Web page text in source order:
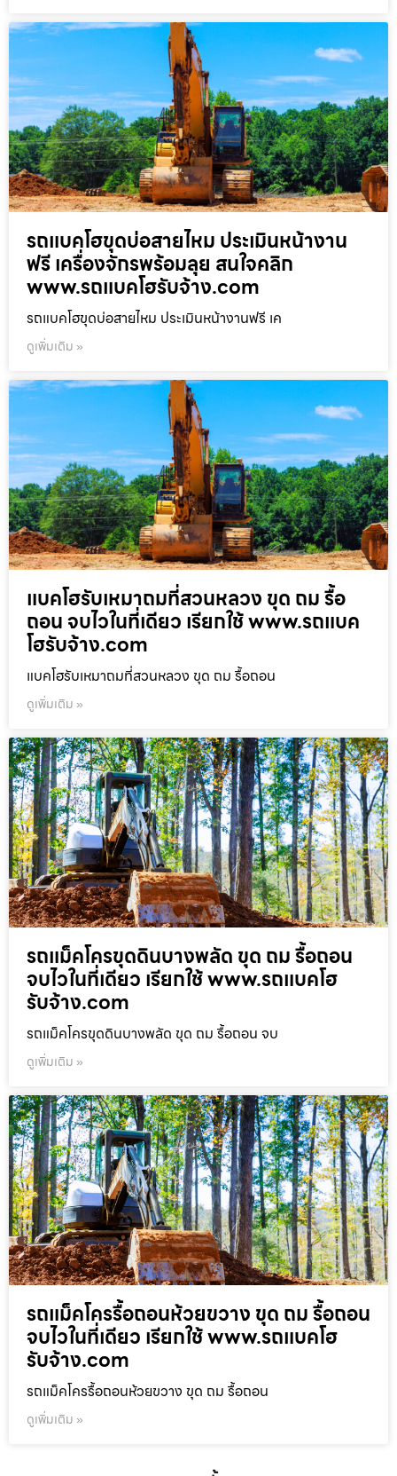
รถแบคโฮขุดบ่อสายไหม ประเมินหน้างาน
ฟรี เครื่องจักรพร้อมลุย สนใจคลิก
www.รถแบคโฮรับจ้าง.com
รถแบคโฮขุดบ่อสายไหม ประเมินหน้างานฟรี เค
ดูเพิ่มเติม »
แบคโฮรับเหมาถมที่สวนหลวง ขุด ถม รื้อ
ถอน จบไวในที่เดียว เรียกใช้ www.รถแบค
โฮรับจ้าง.com
แบคโฮรับเหมาถมที่สวนหลวง ขุด ถม รื้อถอน
ดูเพิ่มเติม »
รถแม็คโครขุดดินบางพลัด ขุด ถม รื้อถอน
จบไวในที่เดียว เรียกใช้ www.รถแบคโฮ
รับจ้าง.com
รถแม็คโครขุดดินบางพลัด ขุด ถม รื้อถอน จบ
ดูเพิ่มเติม »
รถแม็คโครรื้อถอนห้วยขวาง ขุด ถม รื้อถอน
จบไวในที่เดียว เรียกใช้ www.รถแบคโฮ
รับจ้าง.com
รถแม็คโครรื้อถอนห้วยขวาง ขุด ถม รื้อถอน
ดูเพิ่มเติม »